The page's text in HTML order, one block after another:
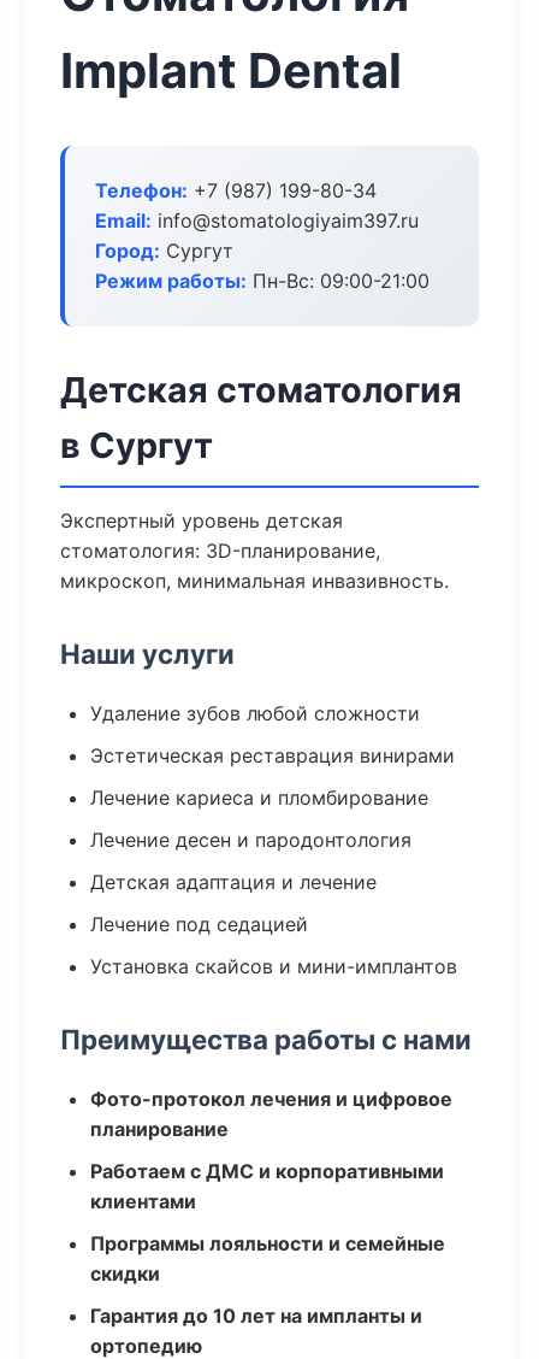
Implant Dental
Телефон: +7 (987) 199-80-34
Email: info@stomatologiyaim397.ru
Город: Сургут
Режим работы: Пн-Вс: 09:00-21:00
Детская стоматология
в Сургут
Экспертный уровень детская
стоматология: 3D-планирование,
микроскоп, минимальная инвазивность.
Наши услуги
Удаление зубов любой сложности
Эстетическая реставрация винирами
Лечение кариеса и пломбирование
Лечение десен и пародонтология
Детская адаптация и лечение
Лечение под седацией
Установка скайсов и мини-имплантов
Преимущества работы с нами
Фото-протокол лечения и цифровое
планирование
Работаем с ДМС и корпоративными
клиентами
Программы лояльности и семейные
скидки
Гарантия до 10 лет на импланты и
ортопедию